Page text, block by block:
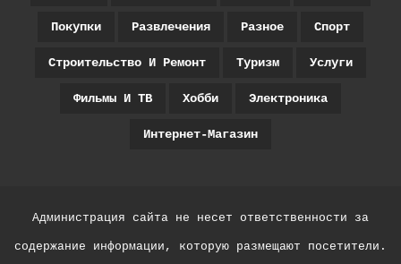
Покупки Развлечения Разное Спорт
Строительство И Ремонт Туризм Услуги
Фильмы И ТВ Хобби Электроника
Интернет-Магазин
Администрация сайта не несет ответственности за
содержание информации, которую размещают посетители.